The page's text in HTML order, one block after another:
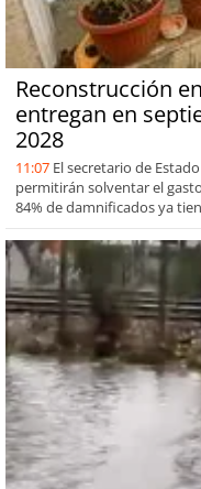
Reconstrucción
entregan en
2028
11:07 El secretario de
permitirán solventar el
84% de damnificados ya